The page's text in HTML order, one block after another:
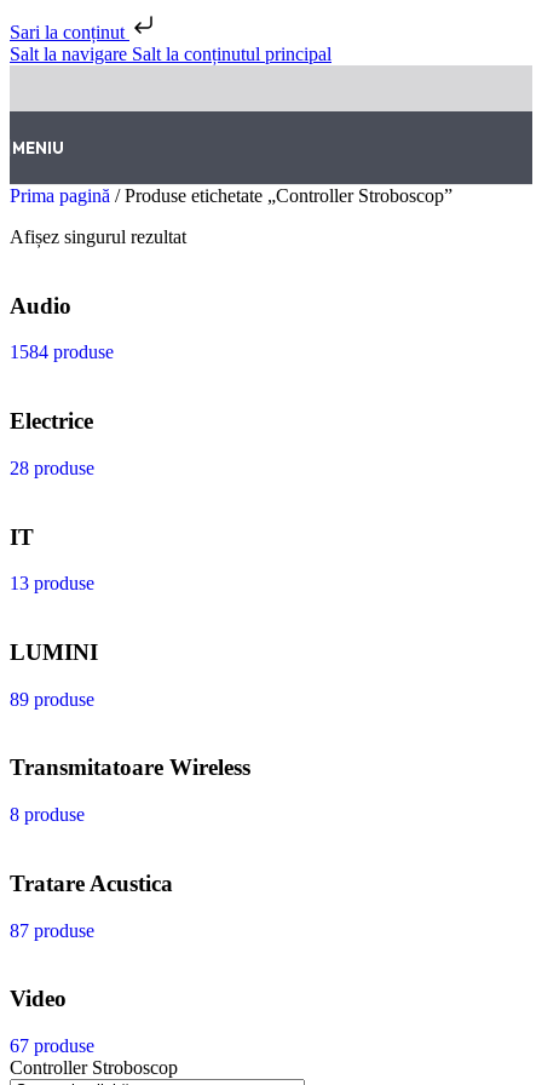
Sari la conținut
Salt la navigare Salt la conținutul principal
MENIU
Prima pagină / Produse etichetate „Controller Stroboscop”
Afișez singurul rezultat
Audio
1584 produse
Electrice
28 produse
IT
13 produse
LUMINI
89 produse
Transmitatoare Wireless
8 produse
Tratare Acustica
87 produse
Video
67 produse
Controller Stroboscop